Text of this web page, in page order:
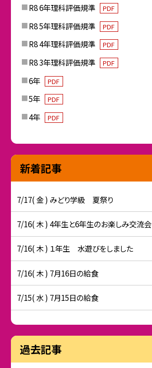
R8 6年理科評価規準 PDF
R8 5年理科評価規準 PDF
R8 4年理科評価規準 PDF
R8 3年理科評価規準 PDF
6年 PDF
5年 PDF
4年 PDF
新着記事
7/17( 金 ) みどり学級 夏祭り
7/16( 木 ) 4年生と6年生のお楽しみ交流会
7/16( 木 ) １年生 水遊びをしました
7/16( 木 ) 7月16日の給食
7/15( 水 ) 7月15日の給食
過去記事